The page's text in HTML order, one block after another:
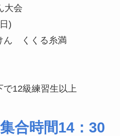
大会
)
ん くくる糸満
12級練習生以上
合時間14：30